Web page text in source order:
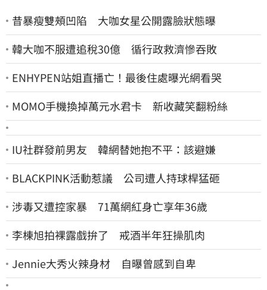
昔暴瘦雙頰凹陷 大咖女星公開露臉狀態曝
韓大咖不服遭追稅30億 循行政救濟慘吞敗
ENHYPEN站姐直播亡！最後住處曝光網看哭
MOMO手機換掉萬元水君卡 新收藏笑翻粉絲
IU社群發前男友 韓網替她抱不平：該避嫌
BLACKPINK活動惹議 公司遭人持球桿猛砸
涉毒又遭控家暴 71萬網紅身亡享年36歲
李棟旭拍裸露戲拚了 戒酒半年狂操肌肉
Jennie大秀火辣身材 自曝曾感到自卑